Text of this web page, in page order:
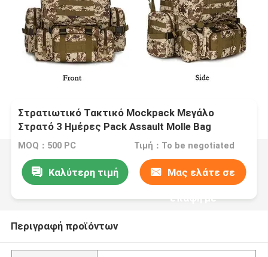
Στρατιωτικό Τακτικό Mockpack Μεγάλο
Στρατό 3 Ημέρες Pack Assault Molle Bag
Mockpacks
MOQ：500 PC Τιμή：To be negotiated
Καλύτερη τιμή Μας ελάτε σε
επαφή με
Περιγραφή προϊόντων